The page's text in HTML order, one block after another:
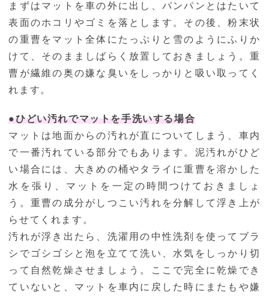
まずはマットを車の外に出し、パンパンとはたいて
表面のホコリやゴミを落とします。その後、粉末状
の重曹をマット全体にたっぷりと雪のようにふりか
けて、そのまましばらく放置しておきましょう。重
曹が繊維の奥の嫌な臭いをしっかりと吸い取ってく
れます。
●ひどい汚れでマットを手洗いする場合
マットは地面からの汚れが直についてしまう、車内
で一番汚れている部分でもあります。泥汚れがひど
い場合には、大きめの桶やタライに重曹を溶かした
水を張り、マットを一定の時間つけておきましょ
う。重曹の成分がしつこい汚れを分解して浮き上が
らせてくれます。
汚れが浮き出たら、洗濯用の中性洗剤を使ってブラ
シでゴシゴシと泡を立てて洗い、水気をしっかり切
って自然乾燥させましょう。ここで完全に乾燥でき
ていないと、マットを車内に戻した時にまたもや嫌